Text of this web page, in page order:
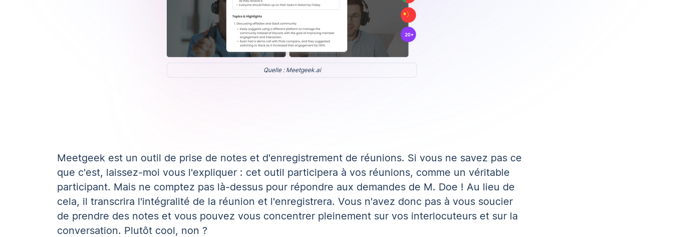
Quelle : Meetgeek.ai
Meetgeek est un outil de prise de notes et d'enregistrement de réunions. Si vous ne savez pas ce
que c'est, laissez-moi vous l'expliquer : cet outil participera à vos réunions, comme un véritable
participant. Mais ne comptez pas là-dessus pour répondre aux demandes de M. Doe ! Au lieu de
cela, il transcrira l'intégralité de la réunion et l'enregistrera. Vous n'avez donc pas à vous soucier
de prendre des notes et vous pouvez vous concentrer pleinement sur vos interlocuteurs et sur la
conversation. Plutôt cool, non ?